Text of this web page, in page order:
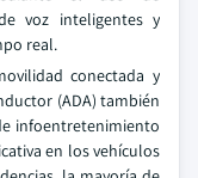
voz inteligentes y
real.
conectada y
(ADA) también
infoentretenimiento
en los vehículos